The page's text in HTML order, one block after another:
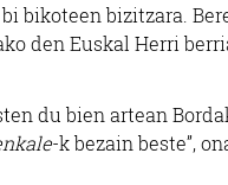
bikoteen bizitzara.
den Euskal Herri
du bien artean
-k bezain beste”,